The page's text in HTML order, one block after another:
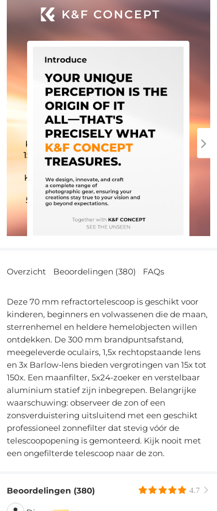
Overzicht Beoordelingen (380) FAQs
Deze 70 mm refractortelescoop is geschikt voor
kinderen, beginners en volwassenen die de maan,
sterrenhemel en heldere hemelobjecten willen
ontdekken. De 300 mm brandpuntsafstand,
meegeleverde oculairs, 1,5x rechtopstaande lens
en 3x Barlow-lens bieden vergrotingen van 15x tot
150x. Een maanfilter, 5x24-zoeker en verstelbaar
aluminium statief zijn inbegrepen. Belangrijke
waarschuwing: observeer de zon of een
zonsverduistering uitsluitend met een geschikt
professioneel zonnefilter dat stevig vóór de
telescoopopening is gemonteerd. Kijk nooit met
een ongefilterde telescoop naar de zon.
Beoordelingen (380) 4.7